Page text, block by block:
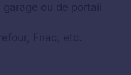
ou de portail
Fnac, etc.